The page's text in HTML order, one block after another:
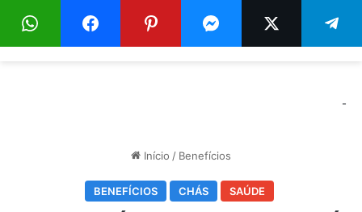
Menu
-
Início / Benefícios
BENEFÍCIOS CHÁS SAÚDE